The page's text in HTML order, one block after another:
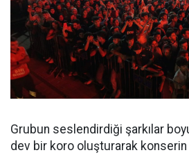
Grubun seslendirdiği şarkılar
dev bir koro oluşturarak